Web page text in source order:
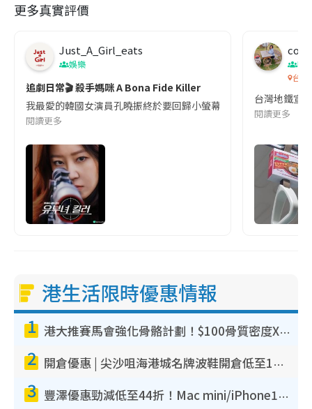
更多真實評價
Just_A_Girl_eats
娛樂
追劇日常🎬 殺手媽咪 A Bona Fide Killer
我最愛的韓國女演員孔曉振終於要回歸小螢幕啦!這次的劇本改編
閱讀更多
co
吹
台灣
台灣地鐵宣
閱讀更多
港生活限時優惠情報
1 港大推賽馬會強化骨骼計劃！$100骨質密度X光檢查 完成免費運動訓練送超市禮券！附參加資格
2 開倉優惠 | 尖沙咀海港城名牌波鞋開倉低至1折！On鞋$899起／Joy&Peace鞋履$98起
3 豐澤優惠勁減低至44折！Mac mini/iPhone17Pro大減價！廚房家電$220起